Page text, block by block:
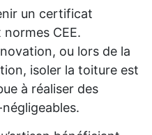
un certificat
normes CEE.
ou lors de la
isoler la toiture est
à réaliser des